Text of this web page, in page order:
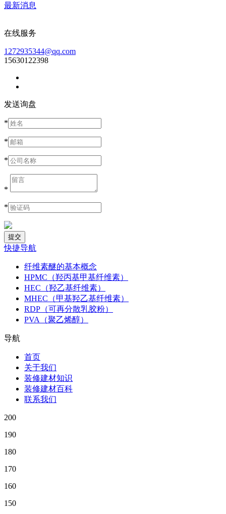
最新消息
在线服务
1272935344@qq.com
15630122398
发送询盘
*
*
*
*
*
快捷导航
纤维素醚的基本概念
HPMC（羟丙基甲基纤维素）
HEC（羟乙基纤维素）
MHEC（甲基羟乙基纤维素）
RDP（可再分散乳胶粉）
PVA（聚乙烯醇）
导航
首页
关于我们
装修建材知识
装修建材百科
联系我们
200
190
180
170
160
150